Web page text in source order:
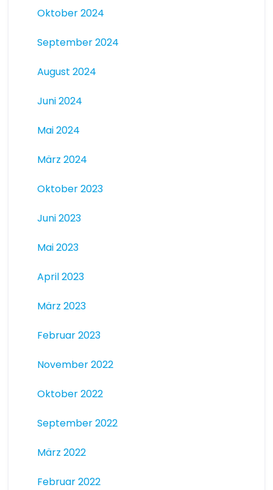
Oktober 2024
September 2024
August 2024
Juni 2024
Mai 2024
März 2024
Oktober 2023
Juni 2023
Mai 2023
April 2023
März 2023
Februar 2023
November 2022
Oktober 2022
September 2022
März 2022
Februar 2022